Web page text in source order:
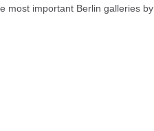
most important Berlin galleries by